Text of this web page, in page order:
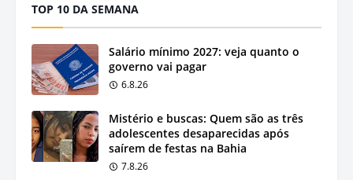
TOP 10 DA SEMANA
Salário mínimo 2027: veja quanto o
governo vai pagar
6.8.26
Mistério e buscas: Quem são as três
adolescentes desaparecidas após
saírem de festas na Bahia
7.8.26